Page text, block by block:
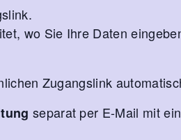
wo Sie Ihre Daten
Zugangslink
separat per E-Mail mit